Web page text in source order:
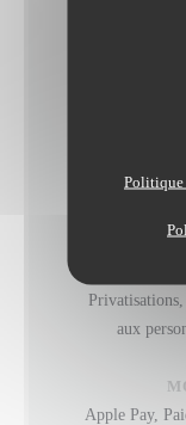
Politique
aux
Apple Pay,